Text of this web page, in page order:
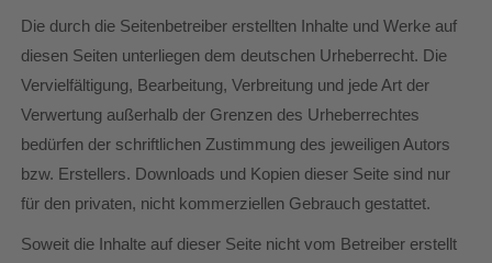
Die durch die Seitenbetreiber erstellten Inhalte und Werke auf
diesen Seiten unterliegen dem deutschen Urheberrecht. Die
Vervielfältigung, Bearbeitung, Verbreitung und jede Art der
Verwertung außerhalb der Grenzen des Urheberrechtes
bedürfen der schriftlichen Zustimmung des jeweiligen Autors
bzw. Erstellers. Downloads und Kopien dieser Seite sind nur
für den privaten, nicht kommerziellen Gebrauch gestattet.
Soweit die Inhalte auf dieser Seite nicht vom Betreiber erstellt